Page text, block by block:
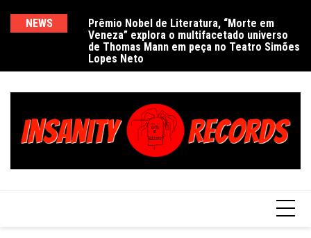
NEWS
Prêmio Nobel de Literatura, “Morte em
Veneza” explora o multifacetado universo
de Thomas Mann em peça no Teatro Simões
Lopes Neto